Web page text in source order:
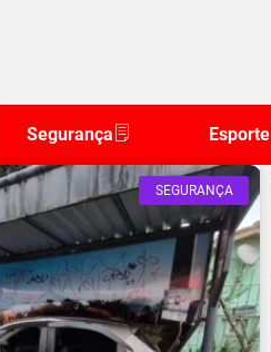
Segurança Esporte
SEGURANÇA